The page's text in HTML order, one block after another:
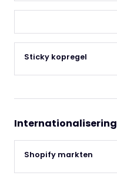
Sticky kopregel
Internationalisering
Shopify markten